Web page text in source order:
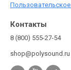
Контакты
8 (800) 555-27-54
shop@polysound.ru